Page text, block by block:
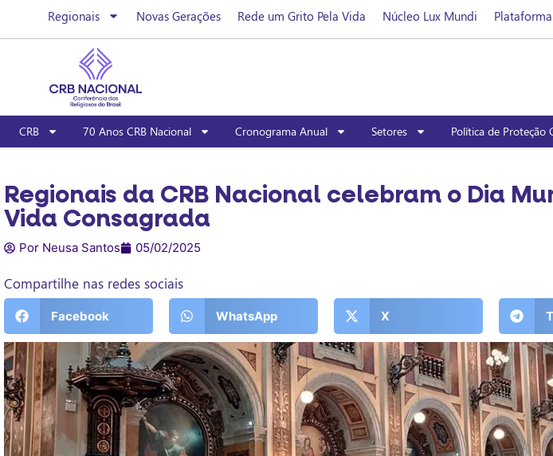
Regionais Novas Gerações Rede um Grito Pela Vida Núcleo Lux Mundi
CRB 70 Anos CRB Nacional Cronograma Anual Setores Política de Proteção
Regionais da CRB Nacional celebram o Dia
Vida Consagrada
Por Neusa Santos 05/02/2025
Compartilhe nas redes sociais
Facebook WhatsApp X